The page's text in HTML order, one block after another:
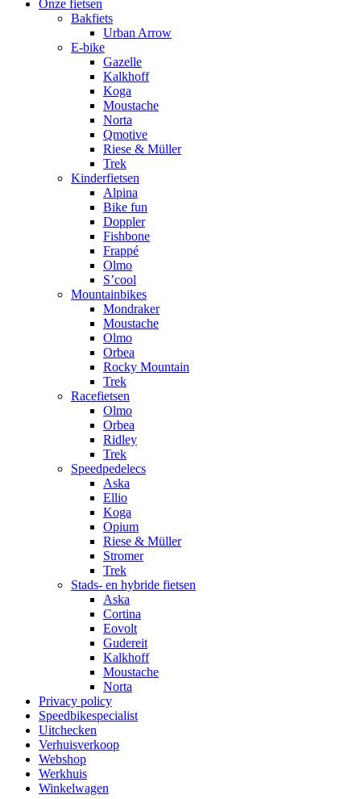
Onze fietsen
Bakfiets
Urban Arrow
E-bike
Gazelle
Kalkhoff
Koga
Moustache
Norta
Qmotive
Riese & Müller
Trek
Kinderfietsen
Alpina
Bike fun
Doppler
Fishbone
Frappé
Olmo
S’cool
Mountainbikes
Mondraker
Moustache
Olmo
Orbea
Rocky Mountain
Trek
Racefietsen
Olmo
Orbea
Ridley
Trek
Speedpedelecs
Aska
Ellio
Koga
Opium
Riese & Müller
Stromer
Trek
Stads- en hybride fietsen
Aska
Cortina
Eovolt
Gudereit
Kalkhoff
Moustache
Norta
Privacy policy
Speedbikespecialist
Uitchecken
Verhuisverkoop
Webshop
Werkhuis
Winkelwagen